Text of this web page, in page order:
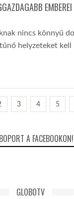
EMBEREI
nincs könnyű
helyzeteket kell
3 4 5
A FACEBOOKON!
GLOBOTV